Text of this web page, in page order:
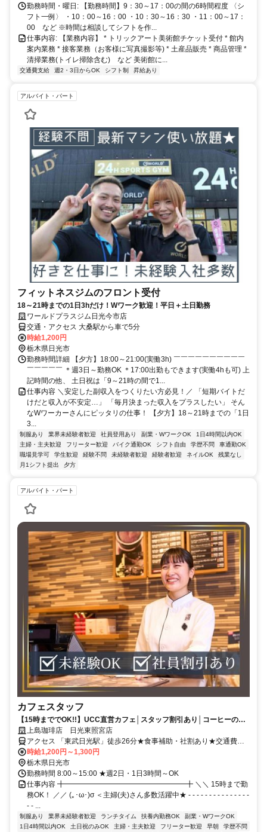
勤務時間・曜日: 【勤務時間】9：30～17：00の間の6時間程度 〈シ
フト一例〉 ・10：00～16：00 ・10：30～16：30 ・11：00～17：
00 など ※時間は相談してシフトを作...
仕事内容: 【業務内容】 * トリックアート美術館チケット受付 * 館内
案内業務 * 接客業務（お客様に写真撮影等) * 土産品販売 * 商品管理 *
清掃業務(トイレ掃除含む) など 美術館に...
交通費支給 週2・3日からOK シフト制 昇給あり
アルバイト・パート
フィットネスジムのフロント受付
18～21時までの1日3hだけ！Wワーク歓迎！平日＋土日勤務
ワールドプラスジム日光今市店
交通・アクセス 大桑駅から車で5分
時給1,200円
栃木県日光市
勤務時間詳細 【夕方】18:00～21:00(実働3h) ￣￣￣￣￣￣￣￣￣￣
￣￣￣￣￣ ＊週3日～勤務OK ＊17:00出勤もできます(実働4hも可) 上
記時間の他、 土日祝は「9～21時の間で1...
仕事内容 ＼安定した副収入をつくりたい方必見！／ 「短期バイトだ
けだと収入が不安定…」 「毎月決まった収入をプラスしたい」 そん
なWワーカーさんにピッタリの仕事！ 【夕方】18～21時までの「1日
3...
制服あり 業界未経験者歓迎 社員登用あり 副業・WワークOK
1日4時間以内OK
主婦・主夫歓迎
フリーター歓迎 バイク通勤OK シフト自由 学歴不問
車通勤OK
職場見学可
学生歓迎 経験不問 未経験者歓迎 経験者歓迎 ネイルOK
残業なし
月1シフト提出
夕方
アルバイト・パート
カフェスタッフ
【15時まででOK!!】UCC直営カフェ│スタッフ割引あり│コーヒーの知
識ゼロでもOK│主婦活躍中
上島珈琲店 日光東照宮店
アクセス 「東武日光駅」徒歩26分★食事補助・社割あり★交通費支
給
時給1,200円～1,300円
栃木県日光市
勤務時間 8:00～15:00 ★週2日・1日3時間～OK
仕事内容 ╋━━━━━━━━━━━━━━━━━╋ ＼＼ 15時まで勤
務OK！ ／／ (｡･ω･)σ ＜主婦(夫)さん多数活躍中★ - - - - - - - - - - - - - - -
- - ...
制服あり 業界未経験者歓迎 ランチタイム 扶養内勤務OK
副業・WワークOK
1日4時間以内OK
土日祝のみOK 主婦・主夫歓迎 フリーター歓迎 早朝
学歴不問